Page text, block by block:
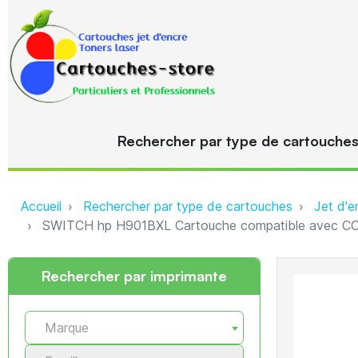
Rechercher par type de cartouches
Accueil Rechercher par type de cartouches Jet
SWITCH hp H901BXL Cartouche compatible avec
Rechercher par imprimante
Marque